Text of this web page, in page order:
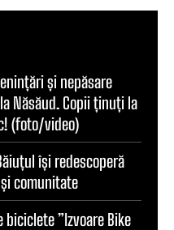
și nepăsare
Năsăud. Copii ținuți la
(foto/video)
își redescoperă
comunitate
”Izvoare Bike